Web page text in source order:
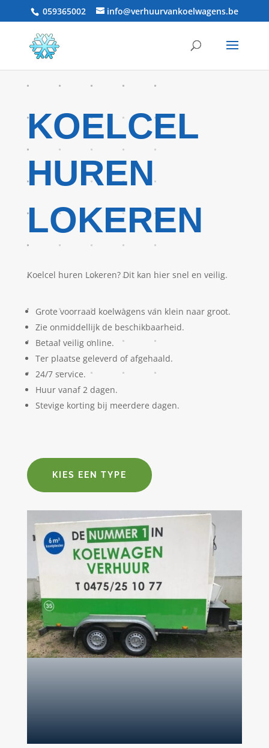
059365002 info@verhuurvankoelwagens.be
KOELCEL
HUREN
LOKEREN
Koelcel huren Lokeren? Dit kan hier snel en veilig.
Grote voorraad koelwagens van klein naar groot.
Zie onmiddellijk de beschikbaarheid.
Betaal veilig online.
Ter plaatse geleverd of afgehaald.
24/7 service.
Huur vanaf 2 dagen.
Stevige korting bij meerdere dagen.
KIES EEN TYPE